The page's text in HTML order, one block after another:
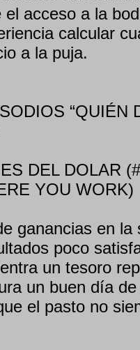
el acceso a la
calcular
a la puja.
“QUIÉN
DEL DOLAR
YOU WORK)
ganancias en la
poco
un tesoro
un buen día
el pasto no